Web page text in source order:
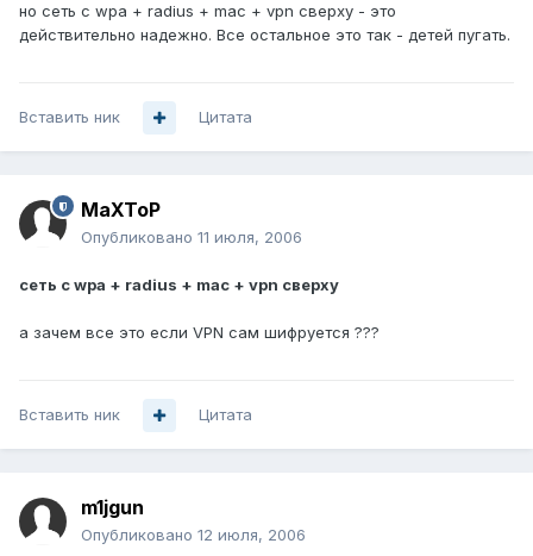
но сеть с wpa + radius + mac + vpn сверху - это
действительно надежно. Все остальное это так - детей пугать.
Вставить ник Цитата
MaXToP
Опубликовано 11 июля, 2006
сеть с wpa + radius + mac + vpn сверху
а зачем все это если VPN сам шифруется ???
Вставить ник Цитата
m1jgun
Опубликовано 12 июля, 2006